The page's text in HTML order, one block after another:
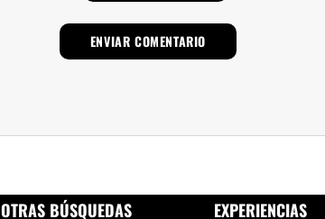
OTRAS BÚSQUEDAS EXPERIENCIAS